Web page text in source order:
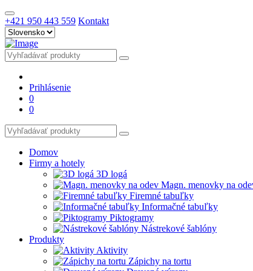
+421 950 443 559 Kontakt
Prihlásenie
0
0
Domov
Firmy a hotely
3D logá
Magn. menovky na
Firemné tabuľky
Informačné tabuľky
Piktogramy
Nástrekové šablóny
Produkty
Aktivity
Zápichy na tortu